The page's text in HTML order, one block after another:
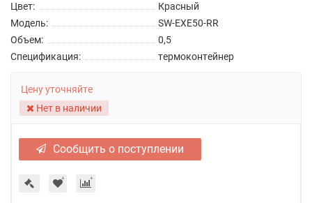
Цвет:
Красный
Модель:
SW-EXE50-RR
Объем:
0,5
Спецификация:
термоконтейнер
Цену уточняйте
Нет в наличии
Сообщить о поступлении